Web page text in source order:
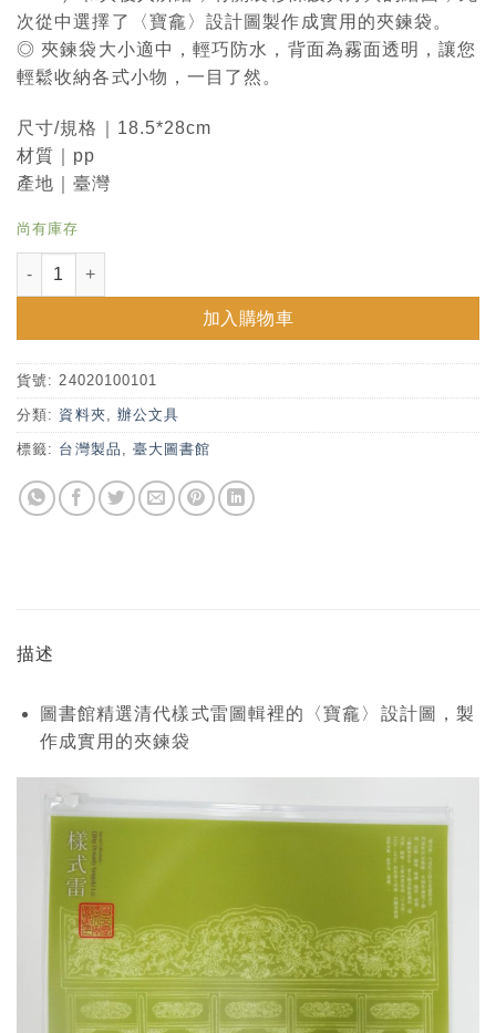
次從中選擇了〈寶龕〉設計圖製作成實用的夾鍊袋。
◎ 夾鍊袋大小適中，輕巧防水，背面為霧面透明，讓您
輕鬆收納各式小物，一目了然。
尺寸/規格｜18.5*28cm
材質｜pp
產地｜臺灣
尚有庫存
臺大特藏夾鍊袋—樣式雷 數量
加入購物車
貨號: 24020100101
分類: 資料夾 辦公文具
標籤: 台灣製品 ,臺大圖書館
描述
圖書館精選清代樣式雷圖輯裡的〈寶龕〉設計圖，製
作成實用的夾鍊袋